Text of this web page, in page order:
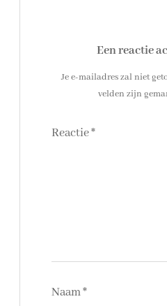
Een reactie
Je e-mailadres zal niet
velden zijn
Reactie*
Naam*